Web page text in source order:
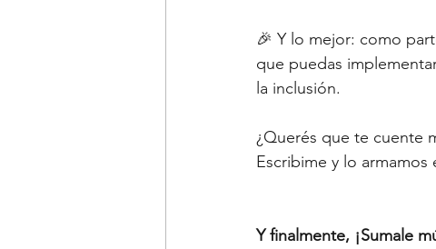
🎉 Y lo mejor: como
que puedas
la inclusión.
¿Querés que te cuente
Escribime y lo armamos
Y finalmente, ¡Sumale